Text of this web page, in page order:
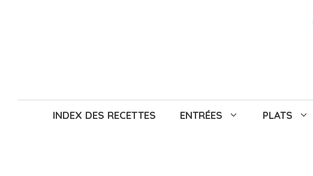
INDEX DES RECETTES ENTRÉES PLATS